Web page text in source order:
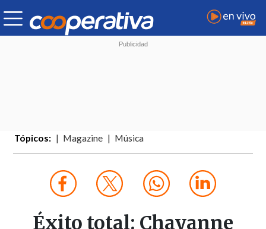
Tópicos: Magazine Música
Éxito total: Chayanne